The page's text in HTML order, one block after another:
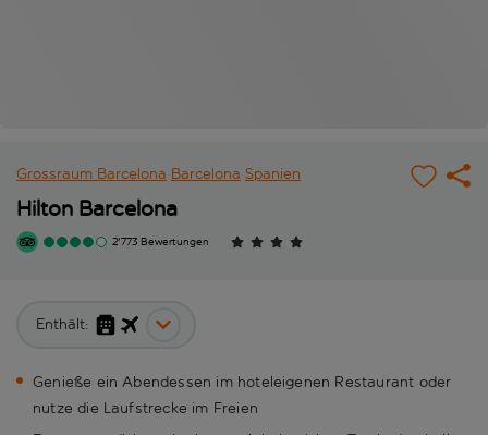
Grossraum Barcelona Barcelona Spanien
Hilton Barcelona
2'773 Bewertungen
Enthält:
Genieße ein Abendessen im hoteleigenen Restaurant oder
nutze die Laufstrecke im Freien